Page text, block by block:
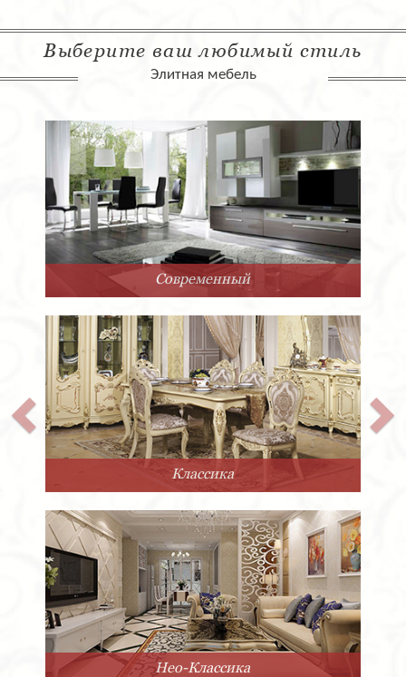
Выберите ваш любимый стиль
Элитная мебель
Современный
Классика
Нео-Классика